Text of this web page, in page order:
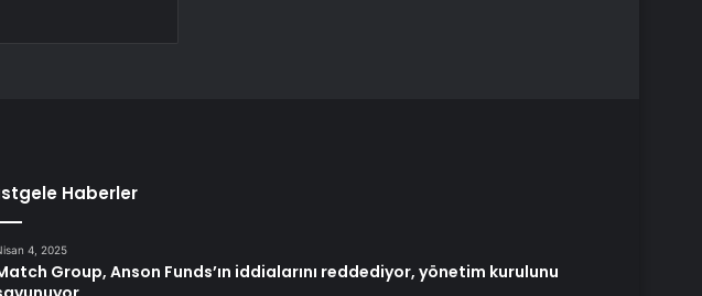
Haberler
4, 2025
Group, Anson Funds’ın iddialarını reddediyor, yönetim kurulunu